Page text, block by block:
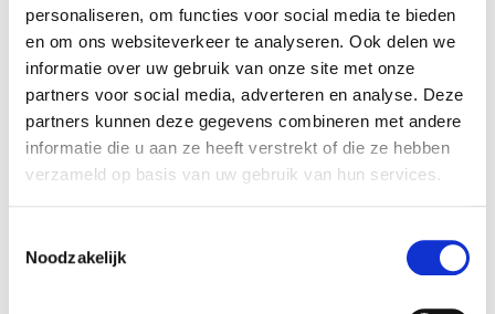
personaliseren, om functies voor social media te bieden
en om ons websiteverkeer te analyseren. Ook delen we
informatie over uw gebruik van onze site met onze
partners voor social media, adverteren en analyse. Deze
partners kunnen deze gegevens combineren met andere
informatie die u aan ze heeft verstrekt of die ze hebben
verzameld op basis van uw gebruik van hun services.
Noodzakelijk